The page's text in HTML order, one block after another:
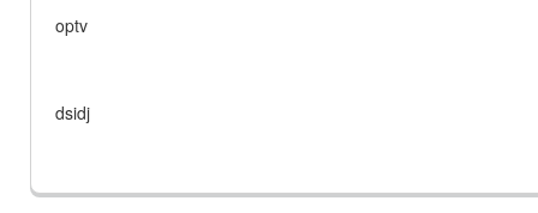
optv
dsidj